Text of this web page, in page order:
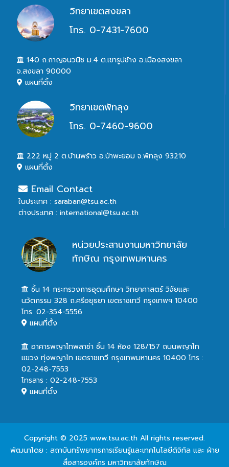
วิทยาเขตสงขลา
โทร. 0-7431-7600
140 ถ.กาญจนวนิช ม.4 ต.เขารูปช้าง อ.เมืองสงขลา
จ.สงขลา 90000
แผนที่ตั้ง
วิทยาเขตพัทลุง
โทร. 0-7460-9600
222 หมู่ 2 ต.บ้านพร้าว อ.ป่าพะยอม จ.พัทลุง 93210
แผนที่ตั้ง
Email Contact
ในประเทศ : saraban@tsu.ac.th
ต่างประเทศ : international@tsu.ac.th
หน่วยประสานงานมหาวิทยาลัย
ทักษิณ กรุงเทพมหานคร
ชั้น 14 กระทรวงการอุดมศึกษา วิทยาศาสตร์ วิจัยและ
นวัตกรรม 328 ถ.ศรีอยุธยา เขตราชเทวี กรุงเทพฯ 10400
โทร. 02-354-5556
แผนที่ตั้ง
อาคารพญาไทพลาซ่า ชั้น 14 ห้อง 128/157 ถนนพญาไท
แขวง ทุ่งพญาไท เขตราชเทวี กรุงเทพมหานคร 10400 โทร :
02-248-7553
โทรสาร : 02-248-7553
แผนที่ตั้ง
Copyright © 2025 www.tsu.ac.th All rights reserved.
พัฒนาโดย : สถาบันทรัพยากรการเรียนรู้และเทคโนโลยีดิจิทัล และ ฝ่าย
สื่อสารองค์กร มหาวิทยาลัยทักษิณ